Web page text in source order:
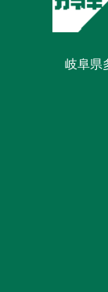
岐阜県